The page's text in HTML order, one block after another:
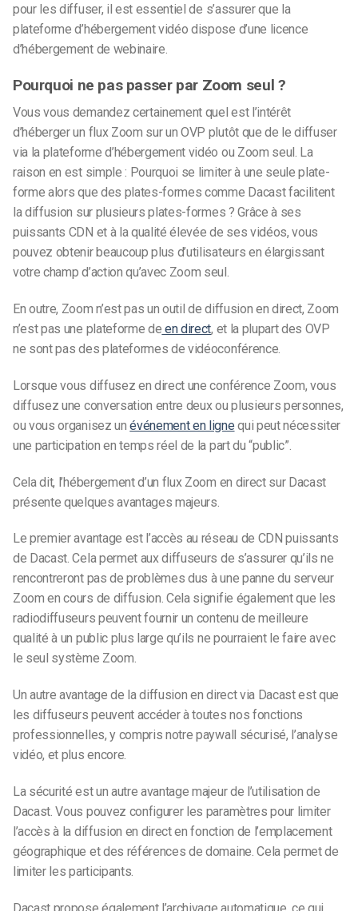
pour les diffuser, il est essentiel de s’assurer que la
plateforme d’hébergement vidéo dispose d’une licence
d’hébergement de webinaire.
Pourquoi ne pas passer par Zoom seul ?
Vous vous demandez certainement quel est l’intérêt
d’héberger un flux Zoom sur un OVP plutôt que de le diffuser
via la plateforme d’hébergement vidéo ou Zoom seul. La
raison en est simple : Pourquoi se limiter à une seule plate-
forme alors que des plates-formes comme Dacast facilitent
la diffusion sur plusieurs plates-formes ? Grâce à ses
puissants CDN et à la qualité élevée de ses vidéos, vous
pouvez obtenir beaucoup plus d’utilisateurs en élargissant
votre champ d’action qu’avec Zoom seul.
En outre, Zoom n’est pas un outil de diffusion en direct, Zoom
n’est pas une plateforme de en direct, et la plupart des OVP
ne sont pas des plateformes de vidéoconférence.
Lorsque vous diffusez en direct une conférence Zoom, vous
diffusez une conversation entre deux ou plusieurs personnes,
ou vous organisez unévénement en ligne qui peut nécessiter
une participation en temps réel de la part du “public”.
Cela dit, l’hébergement d’un flux Zoom en direct sur Dacast
présente quelques avantages majeurs.
Le premier avantage est l’accès au réseau de CDN puissants
de Dacast. Cela permet aux diffuseurs de s’assurer qu’ils ne
rencontreront pas de problèmes dus à une panne du serveur
Zoom en cours de diffusion. Cela signifie également que les
radiodiffuseurs peuvent fournir un contenu de meilleure
qualité à un public plus large qu’ils ne pourraient le faire avec
le seul système Zoom.
Un autre avantage de la diffusion en direct via Dacast est que
les diffuseurs peuvent accéder à toutes nos fonctions
professionnelles, y compris notre paywall sécurisé, l’analyse
vidéo, et plus encore.
La sécurité est un autre avantage majeur de l’utilisation de
Dacast. Vous pouvez configurer les paramètres pour limiter
l’accès à la diffusion en direct en fonction de l’emplacement
géographique et des références de domaine. Cela permet de
limiter les participants.